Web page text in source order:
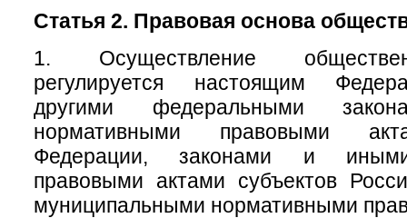
Статья 2. Правовая основа
1. Осуществление
регулируется настоящим
другими федеральными
нормативными правовыми
Федерации, законами и
правовыми актами субъектов
муниципальными нормативными